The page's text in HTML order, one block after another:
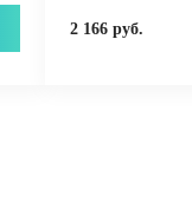
2 166 руб.